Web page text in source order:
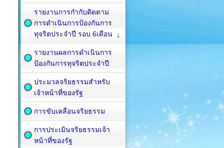
รายงานการกำกับติดตาม
การดำเนินการป้องกันการ
ทุจริตประจำปี รอบ 6เดือน
รายงานผลการดำเนินการ
ป้องกันการทุจริตประจำปี
ประมวลจริยธรรมสำหรับ
เจ้าหน้าที่ของรัฐ
การขับเคลื่อนจริยธรรม
การประเมินจริยธรรมเจ้า
หน้าที่ของรัฐ